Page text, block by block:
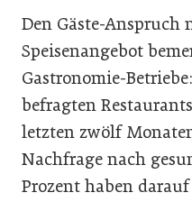
Den Gäste-Anspruch
Speisenangebot
Gastronomie-
befragten
letzten zwölf
Nachfrage nach
Prozent haben